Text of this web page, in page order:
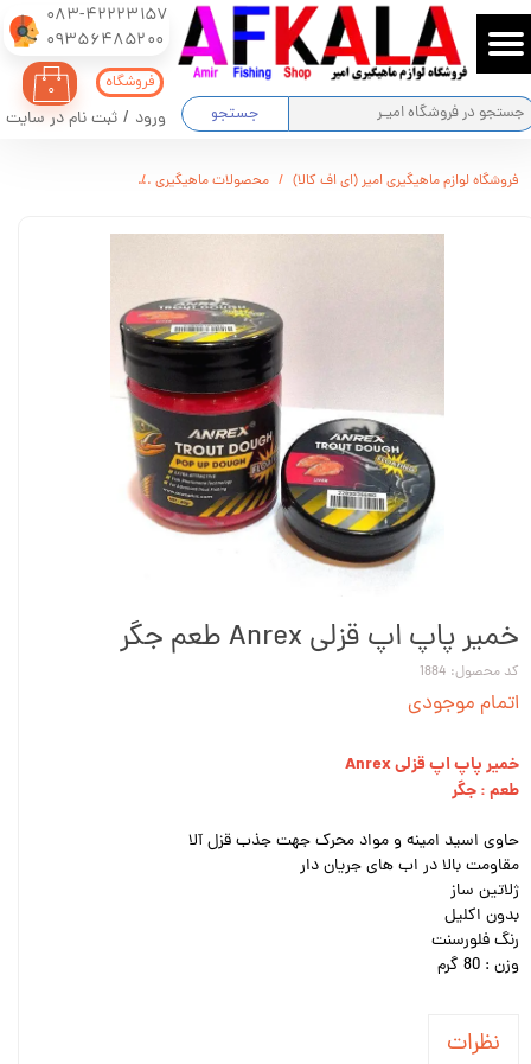
083-42223157
​​​​​​​09356485200
جستجو
۰
ورود / ثبت نام در سایت
حساب کاربری من
تغییر گذر واژه
فروشگاه
فروشگاه لوازم ماهیگیری امیر (ای اف کالا) محصولات ماهیگیری
خمیر پاپ اپ قزلی Anrex طعم جگر
کد محصول: 1884
اتمام موجودی
خمیر پاپ اپ قزلی Anrex
طعم : جگر
حاوی اسید امینه و مواد محرک جهت جذب قزل آلا
مقاومت بالا در اب های جریان دار
ژلاتین ساز
بدون اکلیل
رنگ فلورسنت
وزن : 80 گرم
نظرات